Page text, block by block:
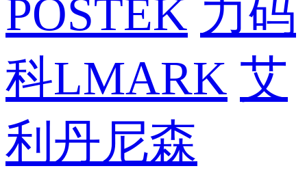
POSTEK 力码
科LMARK 艾
利丹尼森